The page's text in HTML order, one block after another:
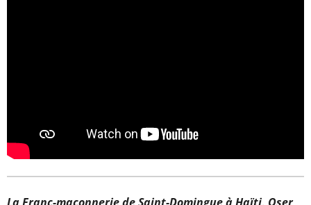
La Franc-maçonnerie de Saint-Domingue à Haïti, Oser